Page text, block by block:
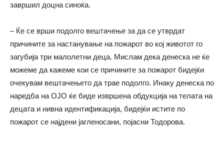
завршил доцна синоќа.
– Ќе се врши подолго вештачење за да се утврдат
причините за настанување на пожарот во кој животот го
загубија три малолетни деца. Мислам дека денеска не ќе
можеме да кажеме кои се причините за пожарот бидејќи
очекувам вештачењето да трае подолго. Инаку денеска по
наредба на ОЈО ќе биде извршена обдукција на телата на
децата и нивна идентификација, бидејќи истите по
пожарот се најдени јагленосани, појасни Тодорова.